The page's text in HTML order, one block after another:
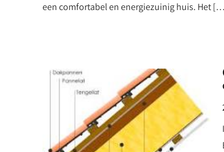
een comfortabel en energiezuinig huis. Het